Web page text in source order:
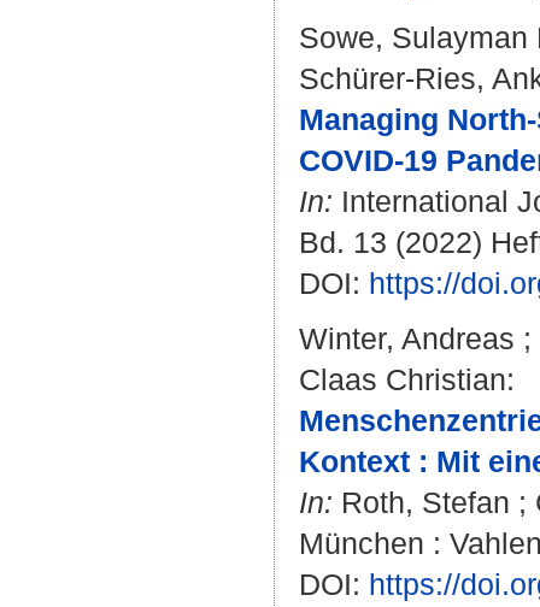
Sowe, Sulayman
Schürer-Ries,
Managing
COVID-19
In: International
Bd. 13 (2022)
DOI: https://
Winter, Andreas ;
Claas Christian:
Kontext : Mit
In: Roth, Stefan ;
München :
DOI: https://